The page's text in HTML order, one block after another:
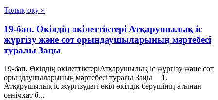
Толық оқу »
19-бап. Өкiлдiң өкiлеттiктерi Атқарушылық iс
жүргiзу және сот орындаушыларының мәртебесi
туралы Заңы
19-бап. Өкiлдiң өкiлеттiктерiАтқарушылық iс жүргiзу және сот
орындаушыларының мәртебесi туралы Заңы 1.
Атқарушылық іс жүргізудегі өкіл өкілдік берушінің атынан
сенімхат б...